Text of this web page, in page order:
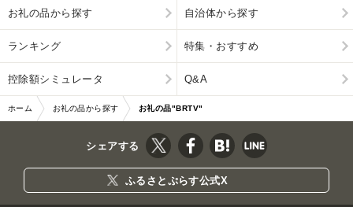
お礼の品から探す 自治体から探す
ランキング 特集・おすすめ
控除額シミュレータ Q&A
ホーム お礼の品から探す お礼の品"BRTV"
シェアする
ふるさとぷらす公式X